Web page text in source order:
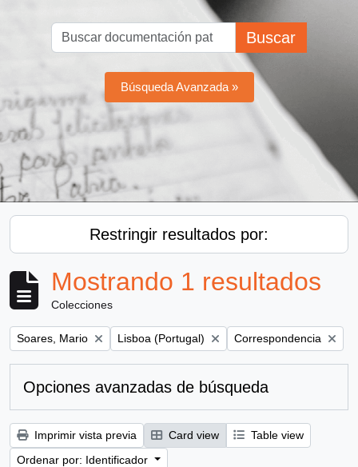
Buscar
Búsqueda Avanzada »
Restringir resultados por:
Mostrando 1 resultados
Colecciones
Remove filter:
Soares, Mario Remove filter:
Lisboa (Portugal) Remove filter:
Correspondencia
Opciones avanzadas de búsqueda
Imprimir vista previa Card view
Table view
Ordenar por: Identificador